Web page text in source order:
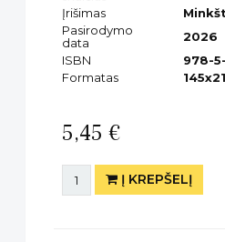
Įrišimas
Pasirodymo
data
2026
ISBN
978-
Formatas
5,45 €
Į KREPŠELĮ